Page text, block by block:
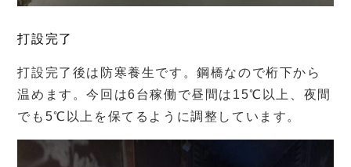
打設完了
打設完了後は防寒養生です。鋼橋なので桁下から
温めます。今回は6台稼働で昼間は15℃以上、夜間
でも5℃以上を保てるように調整しています。